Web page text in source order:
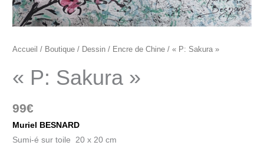
Accueil / Boutique / Dessin / Encre de Chine / « P: Sakura »
« P: Sakura »
99€
Muriel BESNARD
Sumi-é sur toile 20 x 20 cm